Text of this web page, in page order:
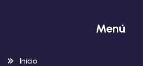
Menú
Inicio